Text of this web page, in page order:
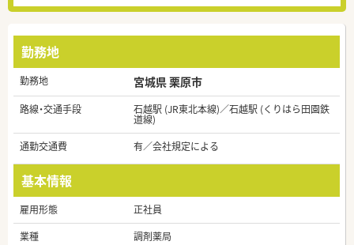
勤務地
勤務地 宮城県 栗原市
路線・交通手段 石越駅 (JR東北本線)／石越駅 (くりはら田園鉄
道線)
通勤交通費
有／会社規定による
基本情報
雇用形態
正社員
業種
調剤薬局